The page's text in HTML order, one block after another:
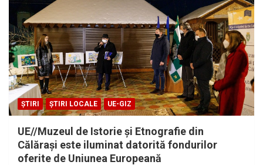
ȘTIRI ȘTIRI LOCALE UE-GIZ
UE//Muzeul de Istorie și Etnografie din
Călărași este iluminat datorită fondurilor
oferite de Uniunea Europeană